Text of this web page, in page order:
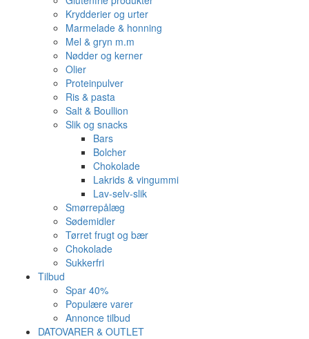
Krydderier og urter
Marmelade & honning
Mel & gryn m.m
Nødder og kerner
Olier
Proteinpulver
Ris & pasta
Salt & Boullion
Slik og snacks
Bars
Bolcher
Chokolade
Lakrids & vingummi
Lav-selv-slik
Smørrepålæg
Sødemidler
Tørret frugt og bær
Chokolade
Sukkerfri
Tilbud
Spar 40%
Populære varer
Annonce tilbud
DATOVARER & OUTLET